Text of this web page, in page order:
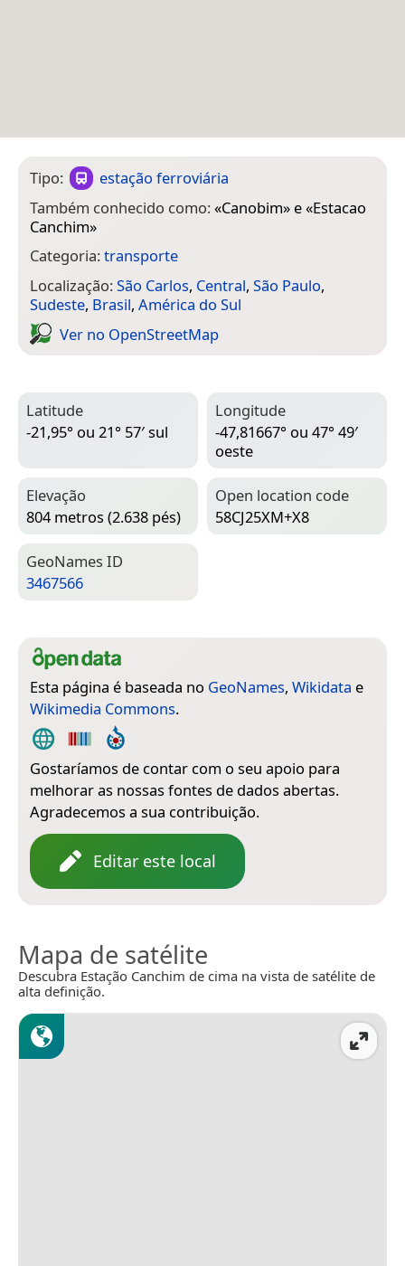
Tipo:
estação ferroviária
Também conhecido como:«Canobim» e «Estacao
Canchim»
Categoria:transporte
Localização:São Carlos, Central, São Paulo,
Sudeste, Brasil, América do Sul
Ver no Open­Street­Map
Latitude
-21,95° ou 21° 57′ sul
Longitude
-47,81667° ou 47° 49′
oeste
Elevação
804 metros (2.638 pés)
Open location code
58CJ25XM+X8
Geo­Names ID
3467566
Esta página é baseada no GeoNames, Wikidata e
Wikimedia Commons.
Gostaríamos de contar com o seu apoio para
melhorar as nossas fontes de dados abertas.
Agradecemos a sua contribuição.
Editar este local
Mapa de satélite
Descubra Estação Canchim de cima na vista de satélite de
alta definição.